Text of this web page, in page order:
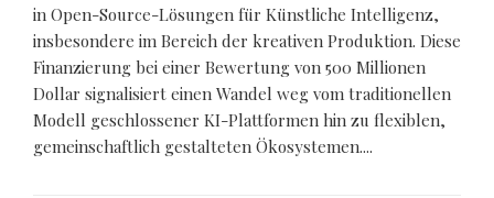
in Open-Source-Lösungen für Künstliche Intelligenz,
insbesondere im Bereich der kreativen Produktion. Diese
Finanzierung bei einer Bewertung von 500 Millionen
Dollar signalisiert einen Wandel weg vom traditionellen
Modell geschlossener KI-Plattformen hin zu flexiblen,
gemeinschaftlich gestalteten Ökosystemen....